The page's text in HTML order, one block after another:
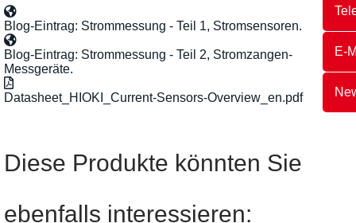
E-
Blog-Eintrag: Strommessung - Teil 1, Stromsensoren.
Blog-Eintrag: Strommessung - Teil 2, Stromzangen-
Messgeräte.
Datasheet_HIOKI_Current-Sensors-Overview_en.pdf
Diese Produkte könnten Sie
ebenfalls interessieren: